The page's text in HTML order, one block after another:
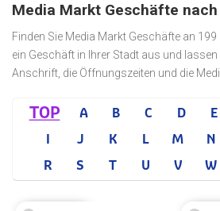
Media Markt Geschäfte
Finden Sie Media Markt Geschäfte an
ein Geschäft in Ihrer Stadt aus und
Anschrift, die Öffnungszeiten und die
TOP A B C D E
I
J K L M N
R
S T U V W